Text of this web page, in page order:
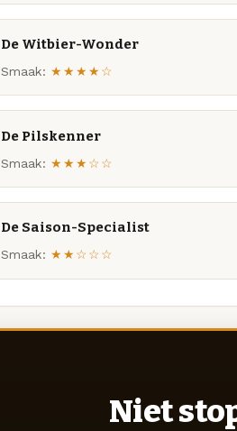
De Witbier-Wonder
Smaak: ★★★★☆
De Pilskenner
Smaak: ★★★☆☆
De Saison-Specialist
Smaak: ★★☆☆☆
Niet